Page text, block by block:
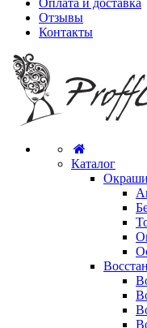
Оплата и доставка
Отзывы
Контакты
Каталог